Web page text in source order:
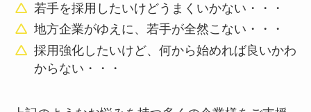
若手を採用したいけどうまくいかない・・・
地方企業がゆえに、若手が全然こない・・・
採用強化したいけど、何から始めれば良いかわ
からない・・・